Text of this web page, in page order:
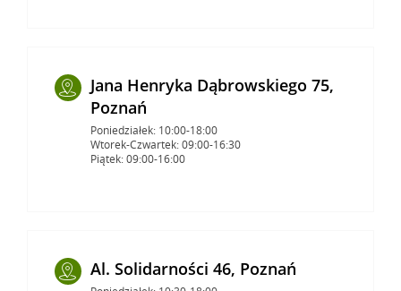
Jana Henryka Dąbrowskiego 75,
Poznań
Poniedziałek: 10:00-18:00
Wtorek-Czwartek: 09:00-16:30
Piątek: 09:00-16:00
Al. Solidarności 46, Poznań